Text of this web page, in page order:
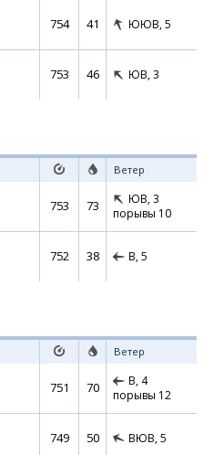
754 41 ЮЮВ, 5
753 46 ЮВ, 3
Ветер
753 73 ЮВ, 3
порывы 10
752 38 В, 5
Ветер
751 70 В, 4
порывы 12
749 50 ВЮВ, 5